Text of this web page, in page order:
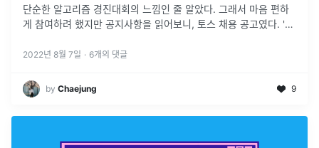
단순한 알고리즘 경진대회의 느낌인 줄 알았다. 그래서 마음 편하
게 참여하려 했지만 공지사항을 읽어보니, 토스 채용 공고였다. '개
토스는 정말...
2022년 8월 7일 · 6개의 댓글
by Chaejung 9